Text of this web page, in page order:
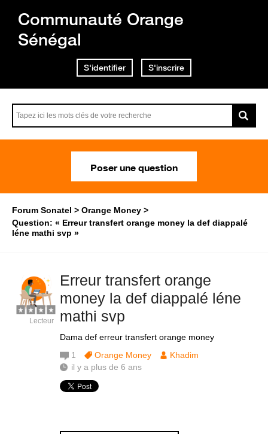
Communauté Orange
Sénégal
S'identifier S'inscrire
Poser une question
Forum Sonatel
Orange Money
Question: « Erreur transfert orange money la def diappalé
léne mathi svp »
Erreur transfert orange
money la def diappalé léne
mathi svp
Dama def erreur transfert orange money
Lecteur
1 Orange Money
Khadim
il y a plus de 6 ans